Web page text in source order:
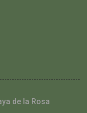
de la Rosa